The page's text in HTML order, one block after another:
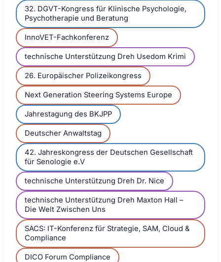
32. DGVT-Kongress für Klinische Psychologie,
Psychotherapie und Beratung
InnoVET-Fachkonferenz
technische Unterstützung Dreh Usedom Krimi
26. Europäischer Polizeikongress
Next Generation Steering Systems Europe
Jahrestagung des BKJPP
Deutscher Anwaltstag
42. Jahreskongress der Deutschen Gesellschaft
für Senologie e.V
technische Unterstützung Dreh Dr. Nice
technische Unterstützung Dreh Maxton Hall –
Die Welt Zwischen Uns
SACS: IT-Konferenz für Strategie, SAM, Cloud &
Compliance
DICO Forum Compliance